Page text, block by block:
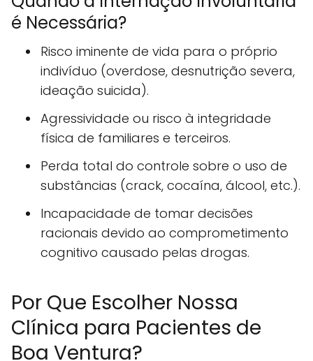
é Necessária?
Risco iminente de vida para o próprio
indivíduo (overdose, desnutrição severa,
ideação suicida).
Agressividade ou risco à integridade
física de familiares e terceiros.
Perda total do controle sobre o uso de
substâncias (crack, cocaína, álcool, etc.).
Incapacidade de tomar decisões
racionais devido ao comprometimento
cognitivo causado pelas drogas.
Por Que Escolher Nossa
Clínica para Pacientes de
Boa Ventura?